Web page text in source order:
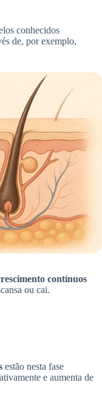
conhecidos
de, por exemplo,
contínuos
ou cai.
estão nesta fase
e aumenta de